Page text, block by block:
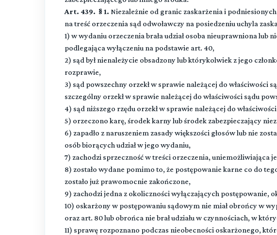
Art. 439. § 1. Niezależnie od granic zaskarżenia i
na treść orzeczenia sąd odwoławczy na posiedzeniu uchyla
1) w wydaniu orzeczenia brała udział osoba nieuprawniona lub
podlegająca wyłączeniu na podstawie art. 40,
2) sąd był nienależycie obsadzony lub którykolwiek z jego
rozprawie,
3) sąd powszechny orzekł w sprawie należącej do właściwości
szczególny orzekł w sprawie należącej do właściwości sądu
4) sąd niższego rzędu orzekł w sprawie należącej do
5) orzeczono karę, środek karny lub środek zabezpieczający
6) zapadło z naruszeniem zasady większości głosów lub nie
osób biorących udział w jego wydaniu,
7) zachodzi sprzeczność w treści orzeczenia, uniemożliwiająca
8) zostało wydane pomimo to, że postępowanie karne co do
zostało już prawomocnie zakończone,
9) zachodzi jedna z okoliczności wyłączających postępowanie,
10) oskarżony w postępowaniu sądowym nie miał obrońcy w
oraz art. 80 lub obrońca nie brał udziału w czynnościach, w
11) sprawę rozpoznano podczas nieobecności oskarżonego,